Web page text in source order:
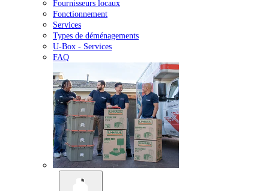
Fournisseurs locaux
Fonctionnement
Services
Types de déménagements
U-Box - Services
FAQ